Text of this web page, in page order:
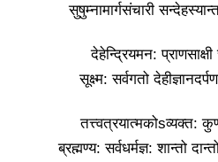
सुषुम्नामार्गसंचारी
देहेन्द्रियमन:
सूक्ष्म: सर्वगतो
तत्त्वत्रयात्मकोsव्यक्त:
ब्रह्मण्य: सर्वधर्मज्ञ: शान्तो